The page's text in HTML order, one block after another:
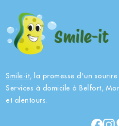
Smile-it, la promesse d'un
Services à domicile à Belfort,
et alentours.